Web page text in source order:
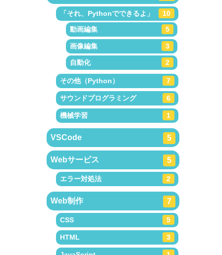
「それ、Pythonでできるよ」
10
動画編集
5
画像編集 3
自動化 2
その他（Python） 7
サウンドプログラミング 6
機械学習 1
VSCode 5
Webサービス 5
エラー対処法 2
Web制作 7
CSS 5
HTML 3